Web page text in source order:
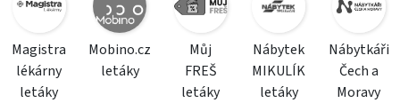
Magistra
lékárny
letáky
Mobino.cz
letáky
Můj
FREŠ
letáky
Nábytek
MIKULÍK
letáky
Nábytkáři
Čech a
Moravy